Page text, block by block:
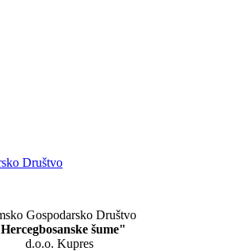
Društvo
Gospodarsko Društvo
šume"
d.o.o. Kupres